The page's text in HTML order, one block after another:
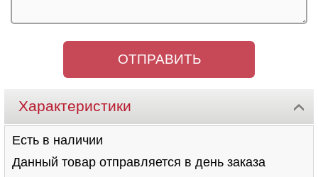
Характеристики
Есть в наличии
Данный товар отправляется в день заказа